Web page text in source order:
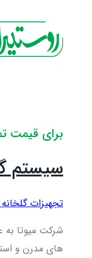
برای قیمت
سیستم
تجهیزات گلخانه
شرکت میوتا به
های مدرن و